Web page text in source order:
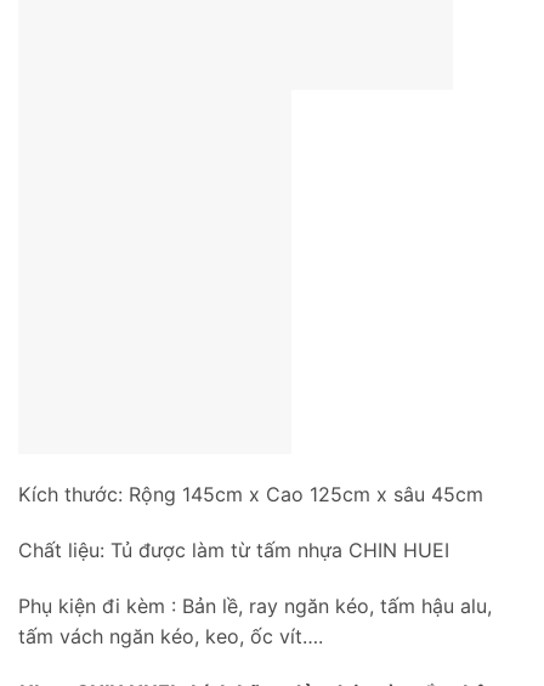
Kích thước: Rộng 145cm x Cao 125cm x sâu 45cm
Chất liệu: Tủ được làm từ tấm nhựa CHIN HUEI
Phụ kiện đi kèm : Bản lề, ray ngăn kéo, tấm hậu alu,
tấm vách ngăn kéo, keo, ốc vít….